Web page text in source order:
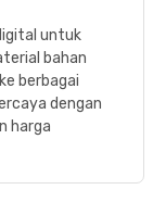
untuk
bahan
berbagai
dengan
harga